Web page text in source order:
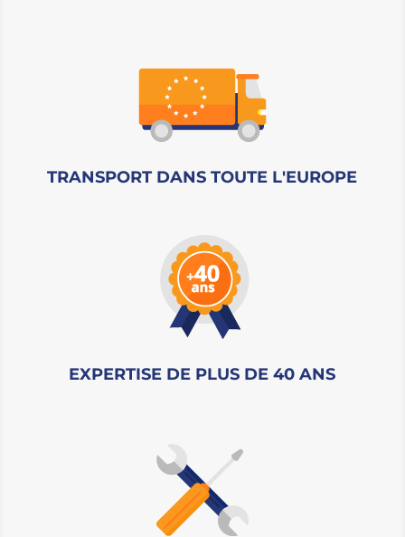
TRANSPORT DANS TOUTE L'EUROPE
EXPERTISE DE PLUS DE 40 ANS